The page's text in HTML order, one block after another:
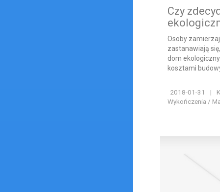
Czy
Osoby
zastanawiają
dom
kosztami
2018-01-31 |
Wykończenia /